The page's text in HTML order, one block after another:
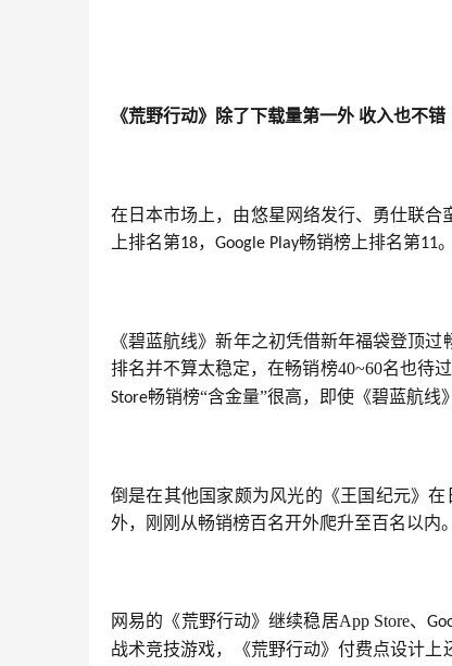
《荒野行动》除了下载量第一外 收入也不错
在日本市场上，由悠星网络发行、勇仕联合
上排名第18， Google Play畅销榜上排名第11。
《碧蓝航线》新年之初凭借新年福袋登顶
排名并不算太稳定，在畅销榜40~60名也待
Store畅销榜“含金量”很高，即使《碧蓝航线
倒是在其他国家颇为风光的《王国纪元》
外，刚刚从畅销榜百名开外爬升至百名以内。
网易的《荒野行动》继续稳居App Store、
战术竞技游戏，《荒野行动》付费点设计